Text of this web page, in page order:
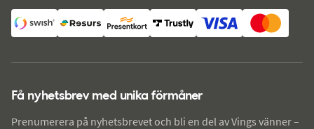
Få nyhetsbrev med unika förmåner
Prenumerera på nyhetsbrevet och bli en del av Vings vänner –